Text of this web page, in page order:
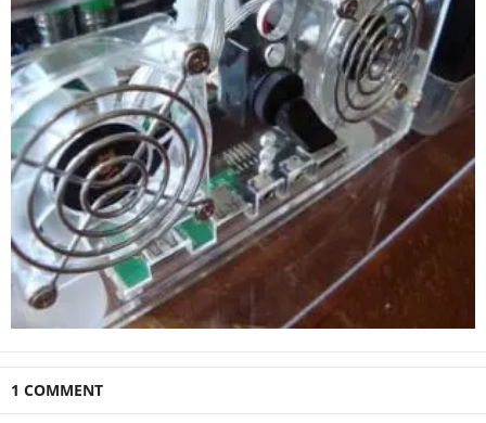
1 COMMENT